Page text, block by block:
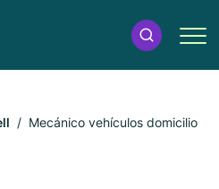
Mecánico vehículos domicilio